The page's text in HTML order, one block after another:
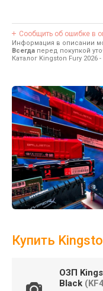
Сообщить об ошибке в
Информация в описании
Всегда перед покупкой
Каталог Kingston Fury 2026 -
Купить
ОЗП
Black